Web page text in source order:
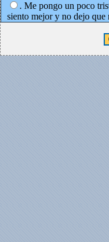
. Me pongo un poco
siento mejor y no dejo que